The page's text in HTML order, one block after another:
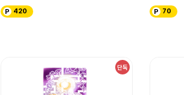
420 70
단독